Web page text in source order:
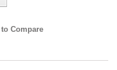
Compare